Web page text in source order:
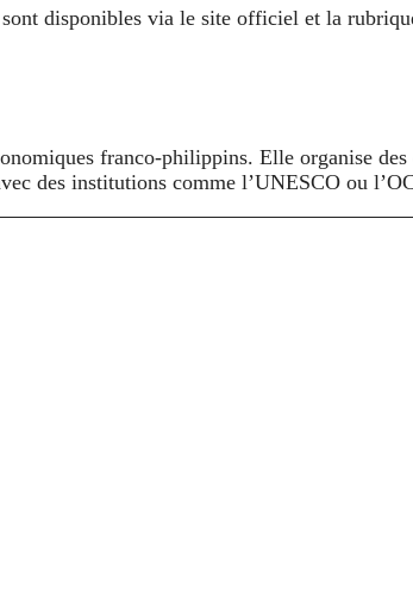
disponibles via le site officiel et la
franco‑philippins. Elle organise
des institutions comme l’UNESCO ou